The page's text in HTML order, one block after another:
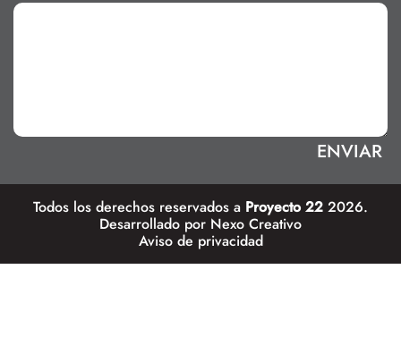
Todos los derechos reservados a Proyecto 22 2026.
Desarrollado por Nexo Creativo
Aviso de privacidad